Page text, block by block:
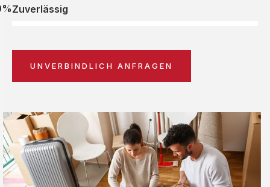
Zuverlässig
UNVERBINDLICH ANFRAGEN